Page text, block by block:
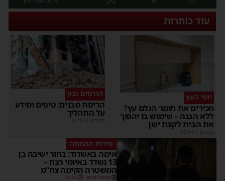
עוד כותרות
יופי העץ
מכירים את חומר הגלם עץ?
ללא הבנה – שימוש בו יהפוך
את הבית לקצת ישן
הורסים נכון
הריסת מבנים: טיפים ומידע
על התהליך
פירות ההסתה
אימה באשדוד: בחור ישיבה בן
13 נשדד באיומי רצח –
המשטרה הקימה צח”מ
מנחם דויטש 22:32